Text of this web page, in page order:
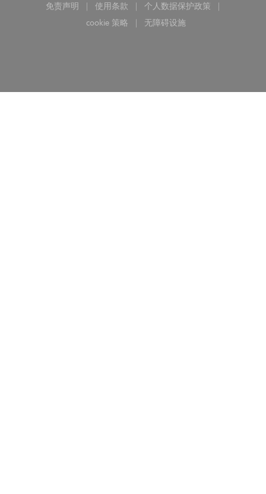
免责声明
((在新窗口中打开))
使用条款
((在新窗口中打开))
个人数据保护政策
((在新窗口中打开))
cookie 策略
((在新窗口中打开))
无障碍设施
((在新窗口中打开))